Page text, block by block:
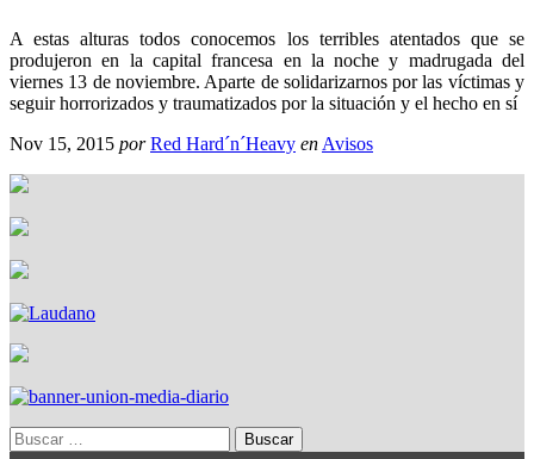
A estas alturas todos conocemos los terribles atentados que se
produjeron en la capital francesa en la noche y madrugada del
viernes 13 de noviembre. Aparte de solidarizarnos por las víctimas y
seguir horrorizados y traumatizados por la situación y el hecho en sí
Nov 15, 2015 por Red Hard´n´Heavy en Avisos